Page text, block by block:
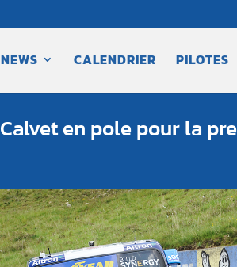
NEWS CALENDRIER PILOTES
Calvet en pole pour la